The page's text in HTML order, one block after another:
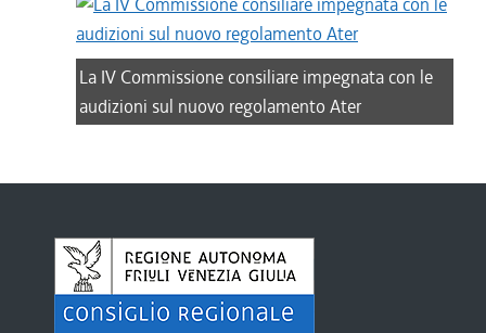
La IV Commissione consiliare impegnata con le
audizioni sul nuovo regolamento Ater